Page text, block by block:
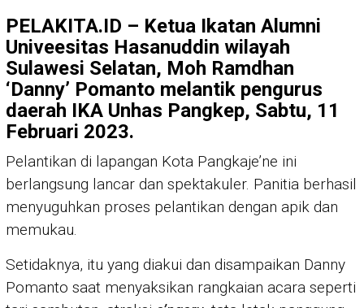
PELAKITA.ID – Ketua Ikatan Alumni
Univeesitas Hasanuddin wilayah
Sulawesi Selatan, Moh Ramdhan
‘Danny’ Pomanto melantik pengurus
daerah IKA Unhas Pangkep, Sabtu, 11
Februari 2023.
Pelantikan di lapangan Kota Pangkaje’ne ini
berlangsung lancar dan spektakuler. Panitia berhasil
menyuguhkan proses pelantikan dengan apik dan
memukau.
Setidaknya, itu yang diakui dan disampaikan Danny
Pomanto saat menyaksikan rangkaian acara seperti